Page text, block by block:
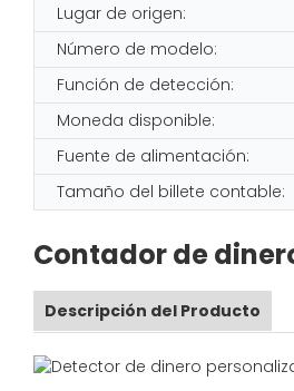
Lugar de origen:
Número de modelo:
Función de detección:
Moneda disponible:
Fuente de alimentación:
Tamaño del billete contable:
Contador de
Descripción del Producto